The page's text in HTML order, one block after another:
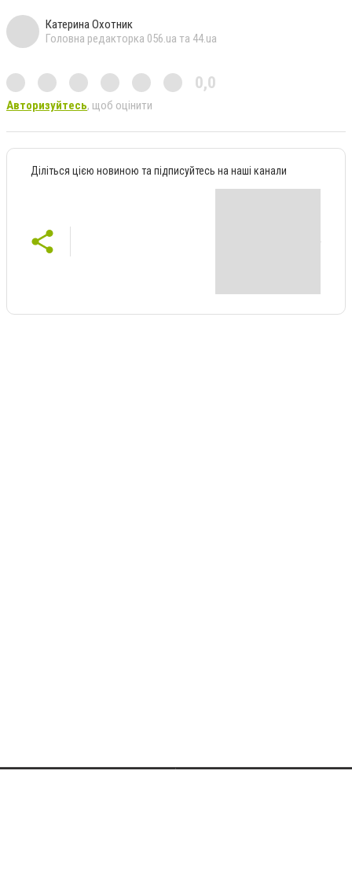
Катерина Охотник
Головна редакторка 056.ua та 44.ua
0,0
Авторизуйтесь, щоб оцінити
Діліться цією новиною та підписуйтесь на наші канали